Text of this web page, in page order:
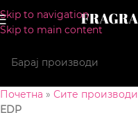
Skip to navigation
Skip to main content
Почетна » Сите производи
EDP